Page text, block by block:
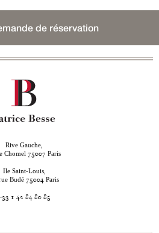
de réservation
Rive Gauche,
Chomel 75007 Paris
Ile Saint-Louis,
Budé 75004 Paris
1 42 84 80 85